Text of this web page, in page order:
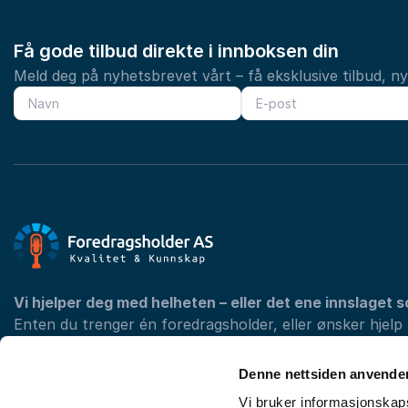
Denne nettsiden
Vi bruker
Få gode tilbud direkte i innboksen din
Meld deg på nyhetsbrevet vårt – få eksklusive tilbud,
Vi hjelper deg med helheten – eller det ene innslaget
Enten du trenger én foredragsholder, eller ønsker